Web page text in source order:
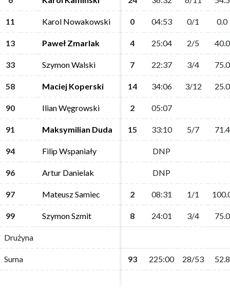
11 Karol Nowakowski 0 04:53 0/1 0.0
13 Paweł Zmarlak 4 25:04 2/5 40.0
33 Szymon Walski 7 22:37 3/4 75.0
58 Maciej Koperski 14 34:06 3/12 25.0
90 Ilian Węgrowski 2 05:07
91 Maksymilian Duda 15 33:10 5/7 71.4
94 Filip Wspaniały DNP
96 Artur Danielak DNP
97 Mateusz Samiec 2 08:31 1/1
99 Szymon Szmit 8 24:01 3/4 75.0
Drużyna
Suma 93 225:00 28/53 52.8
11 Karol Nowakowski 0 04:53 0/1 0.0
13 Paweł Zmarlak 4 25:04 2/5 40.0
33 Szymon Walski 7 22:37 3/4 75.0
58 Maciej Koperski 14 34:06 3/12 25.0
90 Ilian Węgrowski 2 05:07
91 Maksymilian Duda 15 33:10 5/7 71.4
94 Filip Wspaniały DNP
96 Artur Danielak DNP
97 Mateusz Samiec 2 08:31 1/1
99 Szymon Szmit 8 24:01 3/4 75.0
Drużyna
Suma 93 225:00 28/53 52.8